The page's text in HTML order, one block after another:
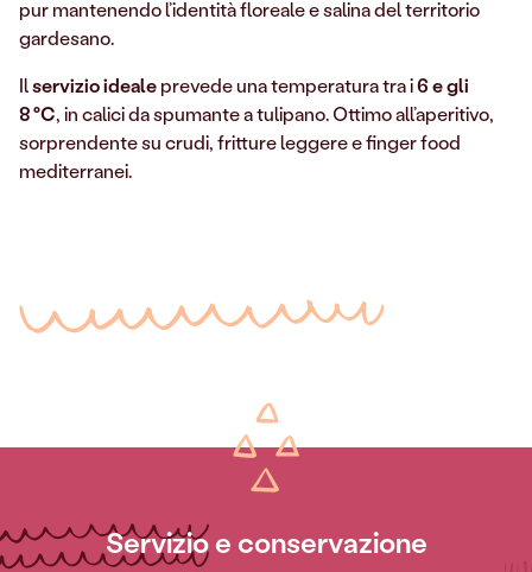
pur mantenendo l’identità floreale e salina del territorio
gardesano.
Ilservizio idealeprevede una temperatura tra i6 e gli
8°C, in calici da spumante a tulipano. Ottimo all’aperitivo,
sorprendente su crudi, fritture leggere e finger food
mediterranei.
Servizio e conservazione